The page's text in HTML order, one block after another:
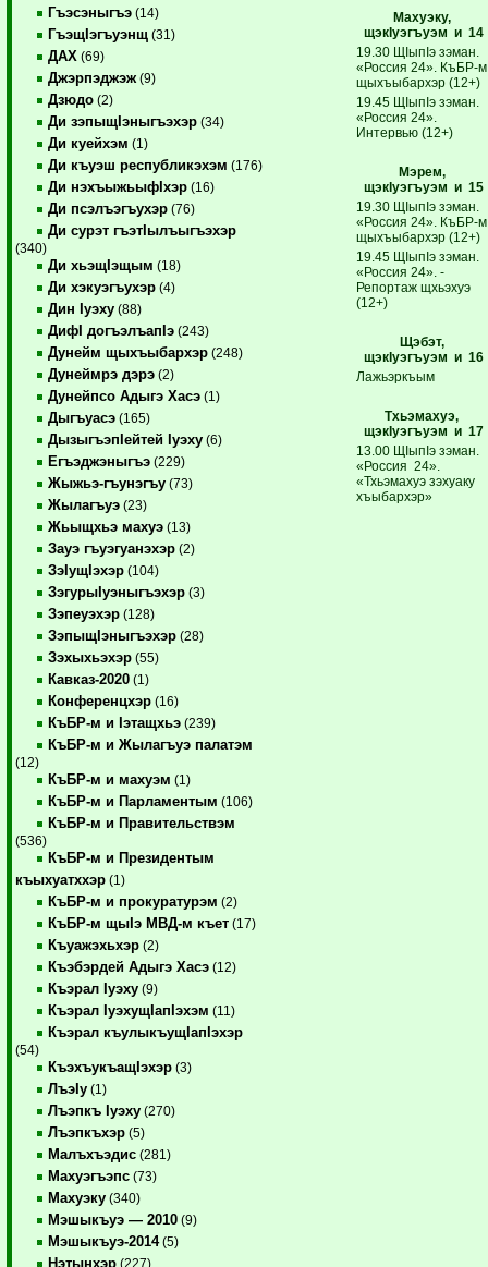
Гъэсэныгъэ (14)
ГъэщIэгъуэнщ (31)
ДАХ (69)
Джэрпэджэж (9)
Дзюдо (2)
Ди зэпыщIэныгъэхэр (34)
Ди куейхэм (1)
Ди къуэш республикэхэм (176)
Ди нэхъыжьыфIхэр (16)
Ди псэлъэгъухэр (76)
Ди сурэт гъэтIылъыгъэхэр
(340)
Ди хьэщIэщым (18)
Ди хэкуэгъухэр (4)
Дин Iуэху (88)
ДифI догъэлъапIэ (243)
Дунейм щыхъыбархэр (248)
Дунеймрэ дэрэ (2)
Дунейпсо Адыгэ Хасэ (1)
Дыгъуасэ (165)
ДызыгъэпIейтей Iуэху (6)
Егъэджэныгъэ (229)
Жыжьэ-гъунэгъу (73)
Жылагъуэ (23)
Жьыщхьэ махуэ (13)
Зауэ гъуэгуанэхэр (2)
ЗэIущIэхэр (104)
ЗэгурыIуэныгъэхэр (3)
Зэпеуэхэр (128)
ЗэпыщIэныгъэхэр (28)
Зэхыхьэхэр (55)
Кавказ-2020 (1)
Конференцхэр (16)
КъБР-м и Iэтащхьэ (239)
КъБР-м и Жылагъуэ палатэм
(12)
КъБР-м и махуэм (1)
КъБР-м и Парламентым (106)
КъБР-м и Правительствэм
(536)
КъБР-м и Президентым
къыхуатххэр (1)
КъБР-м и прокуратурэм (2)
КъБР-м щыIэ МВД-м къет (17)
Къуажэхьхэр (2)
Къэбэрдей Адыгэ Хасэ (12)
Къэрал Iуэху (9)
Къэрал IуэхущIапIэхэм (11)
Къэрал къулыкъущIапIэхэр
(54)
КъэхъукъащIэхэр (3)
ЛъэIу (1)
Лъэпкъ Iуэху (270)
Лъэпкъхэр (5)
Малъхъэдис (281)
Махуэгъэпс (73)
Махуэку (340)
Мэшыкъуэ — 2010 (9)
Мэшыкъуэ-2014(5)
Нэтынхэр (227)
Махуэку,
щэкIуэгъуэм и 14
19.30 ЩIыпIэ зэман.
«Россия 24». КъБР-м
щыхъыбархэр (12+)
19.45 ЩIыпIэ зэман.
«Россия 24».
Интервью (12+)
Мэрем,
щэкIуэгъуэм и 15
19.30 ЩIыпIэ зэман.
«Россия 24». КъБР-м
щыхъыбархэр (12+)
19.45 ЩIыпIэ зэман.
«Россия 24». ­
Репортаж щхьэхуэ
(12+)
Щэбэт,
щэкIуэгъуэм и 16
Лажьэркъым
Тхьэмахуэ,
щэкIуэгъуэм и 17
13.00 ЩIыпIэ зэман.
«Россия 24».
«Тхьэмахуэ зэхуаку
хъыбархэр»